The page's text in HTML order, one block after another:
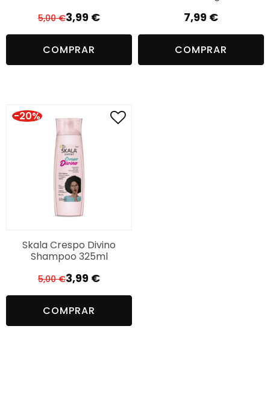
5,00€ O
preço
original
era:
3,99 €
O
preço
atual
é:
COMPRAR
7,99 €
COMPRAR
-20%
Skala Crespo Divino
Shampoo 325ml
5,00€ O
preço
original
era:
3,99 €
O
preço
atual
é:
COMPRAR